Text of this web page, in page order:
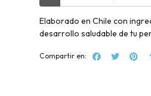
Elaborado en Chile con
desarrollo saludable de tu
Compartir en: